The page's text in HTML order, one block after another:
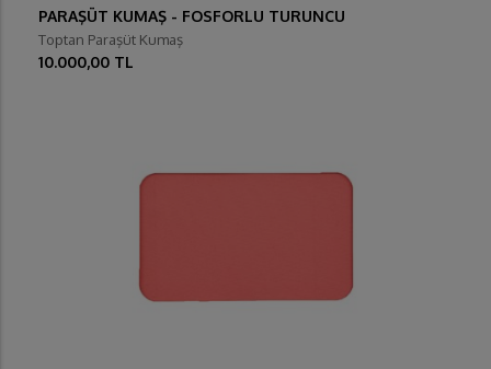
PARAŞÜT KUMAŞ - FOSFORLU TURUNCU
Toptan Paraşüt Kumaş
10.000,00 TL